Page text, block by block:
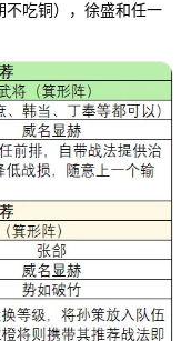
不吃铜），徐盛和任一